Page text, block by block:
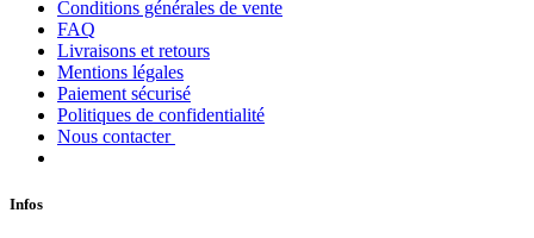
Conditions générales de vente
FAQ
Livraisons et retours
Mentions légales
Paiement sécurisé
Politiques de confidentialité
Nous contacter
Infos